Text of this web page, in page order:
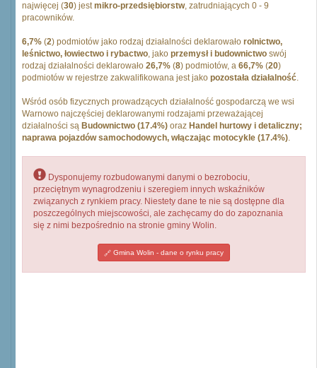
najwięcej (30) jestmikro-przedsiębiorstw, zatrudniających 0 - 9
pracowników.
6,7% (2) podmiotów jako rodzaj działalności deklarowało rolnictwo,
leśnictwo, łowiectwo i rybactwo, jako przemysł i budownictwo swój
rodzaj działalności deklarowało 26,7% (8) podmiotów, a 66,7% (20)
podmiotów w rejestrze zakwalifikowana jest jako pozostała działalność.
Wśród osób fizycznych prowadzących działalność gospodarczą we wsi
Warnowo najczęściej deklarowanymi rodzajami przeważającej
działalności są Budownictwo (17.4%) oraz Handel hurtowy i detaliczny;
naprawa pojazdów samochodowych, włączając motocykle (17.4%).
Dysponujemy rozbudowanymi danymi o bezrobociu,
przeciętnym wynagrodzeniu i szeregiem innych wskaźników
związanych z rynkiem pracy. Niestety dane te nie są dostępne dla
poszczególnych miejscowości, ale zachęcamy do do zapoznania
się z nimi bezpośrednio na stronie gminy Wolin.
Gmina Wolin - dane o rynku pracy